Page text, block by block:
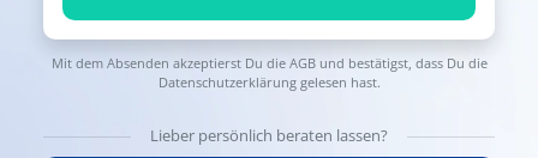
Mit dem Absenden akzeptierst Du die AGBund bestätigst, dass Du die
Datenschutzerklärunggelesen hast.
Lieber persönlich beraten lassen?